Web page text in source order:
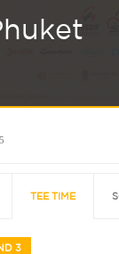
TEE TIME
3